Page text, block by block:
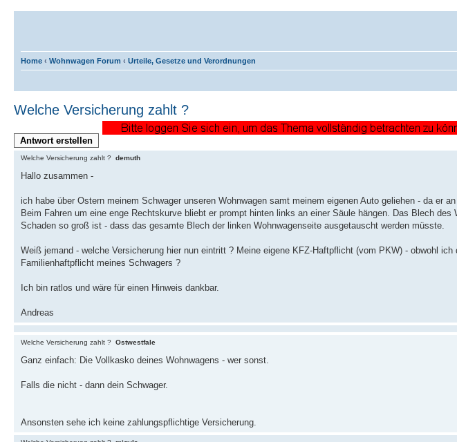
Home ‹ Wohnwagen Forum ‹ Urteile, Gesetze und Verordnungen
Welche Versicherung zahlt ?
Antwort erstellen
Welche Versicherung zahlt ? demuth
Hallo zusammen -
ich habe über Ostern meinem Schwager unseren Wohnwagen samt meinem eigenen Auto geliehen - da er
Beim Fahren um eine enge Rechtskurve bliebt er prompt hinten links an einer Säule hängen. Das Blech
Schaden so groß ist - dass das gesamte Blech der linken Wohnwagenseite ausgetauscht werden müsste.
Weiß jemand - welche Versicherung hier nun eintritt ? Meine eigene KFZ-Haftpflicht (vom PKW) - obwohl
Familienhaftpflicht meines Schwagers ?
Ich bin ratlos und wäre für einen Hinweis dankbar.
Andreas
Welche Versicherung zahlt ? Ostwestfale
Ganz einfach: Die Vollkasko deines Wohnwagens - wer sonst.
Falls die nicht - dann dein Schwager.
Ansonsten sehe ich keine zahlungspflichtige Versicherung.